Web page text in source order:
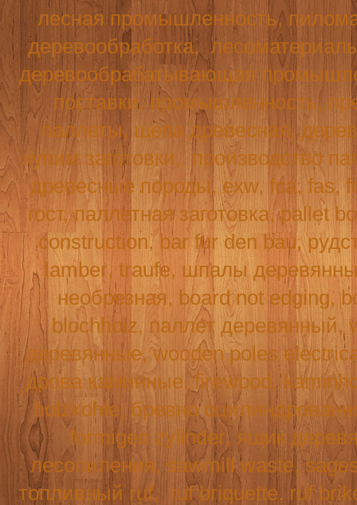
лесная промышленность,
деревообработка,
деревообрабатывающая
поставки, промышленность,
паллеты, щепа древесная,
купим заготовки, производство
древесные породы, exw, fca, fas,
гост, паллетная заготовка, pallet
construction, bar fur den bau,
lamber,traufe, шпалы
необрезная, board not edging,
blochholz, паллет деревянный,
деревянные,wooden poles
дрова каминные,firewood,
holzkohle, бревно
formigen zylinder, ящик
лесопиления, sawmill waste,
топливный ruf, ruf briquette, ruf